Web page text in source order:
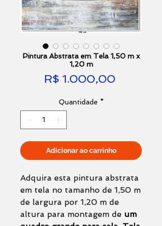
Pintura Abstrata em Tela 1,50 m x
1,20 m
R$ 1.000,00
Quantidade *
Adicionar ao carrinho
Adquira esta pintura abstrata
em tela no tamanho de 1,50 m
de largura por 1,20 m de
altura para montagem de um